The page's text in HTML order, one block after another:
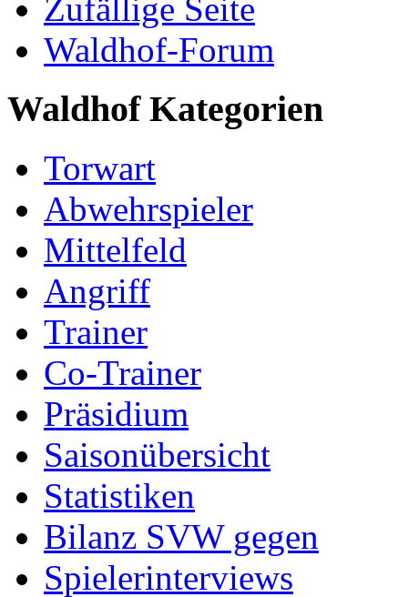
Zufällige Seite
Waldhof-Forum
Waldhof Kategorien
Torwart
Abwehrspieler
Mittelfeld
Angriff
Trainer
Co-Trainer
Präsidium
Saisonübersicht
Statistiken
Bilanz SVW gegen
Spielerinterviews